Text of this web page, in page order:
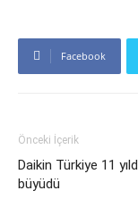
Facebook
Önceki İçerik
Daikin Türkiye 11
büyüdü